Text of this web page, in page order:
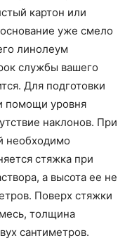
картон или
уже смело
линолеум
службы вашего
Для подготовки
помощи уровня
наклонов. При
необходимо
стяжка при
а высота ее не
Поверх стяжки
толщина
сантиметров.